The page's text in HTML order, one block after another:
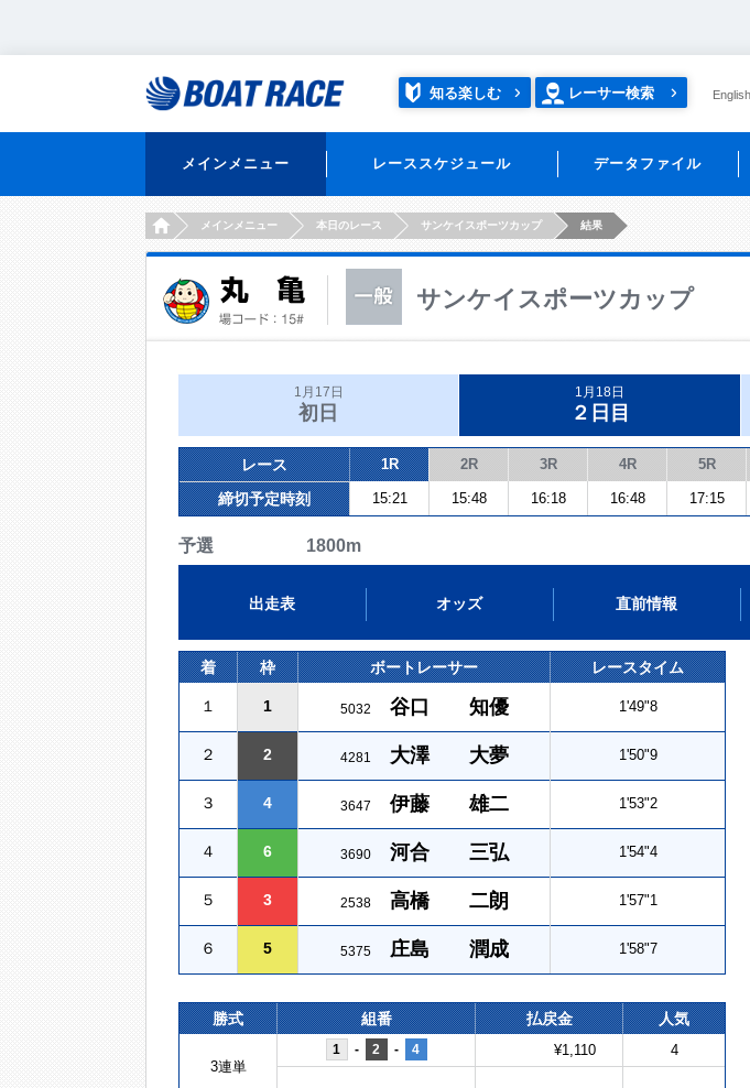
知る楽しむ レーサー検索 English
メインメニュー レーススケジュール データファイル
HOMEメインメニュー 本日のレース サンケイスポーツカップ 結果
サンケイスポーツカップ
1月17日
初日
1月18日
２日目
レース 1R 2R 3R 4R 5R
締切予定時刻 15:21 15:48 16:18 16:48 17:15
予選 1800m
出走表 オッズ 直前情報
着 枠 ボートレーサー レースタイム
１ 1 5032 谷口 知優 1'49"8
２ 2 4281 大澤 大夢 1'50"9
３ 4 3647 伊藤 雄二 1'53"2
４ 6 3690 河合 三弘 1'54"4
５ 3 2538 高橋 二朗 1'57"1
６ 5 5375 庄島 潤成 1'58"7
勝式 組番 払戻金 人気
3連単
1 - 2 - 4 ¥1,110 4